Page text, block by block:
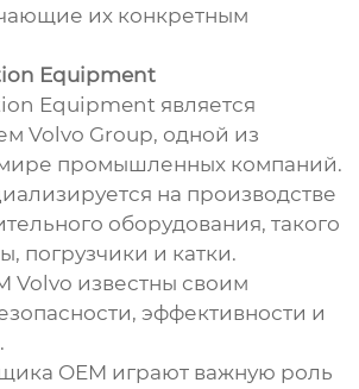
их конкретным
Equipment
Equipment является
Volvo Group, одной из
промышленных компаний.
на производстве
оборудования, такого
погрузчики и катки.
Volvo известны своим
эффективности и
OEM играют важную роль